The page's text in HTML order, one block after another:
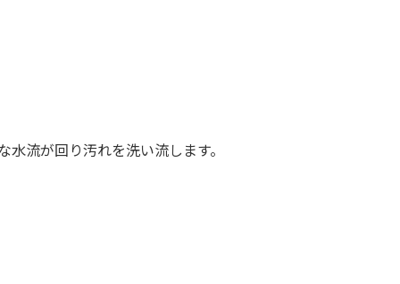
流が回り汚れを洗い流します。